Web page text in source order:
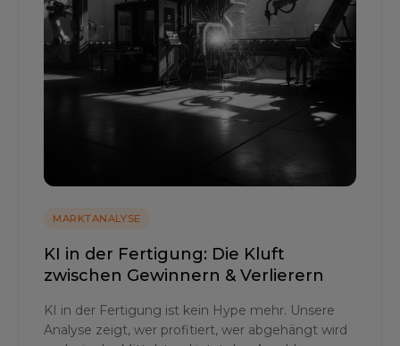
MARKTANALYSE
KI in der Fertigung: Die Kluft
zwischen Gewinnern & Verlierern
KI in der Fertigung ist kein Hype mehr. Unsere
Analyse zeigt, wer profitiert, wer abgehängt wird